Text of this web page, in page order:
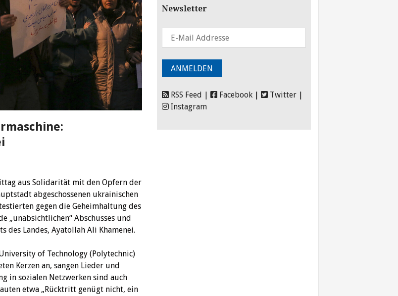
aus Solidarität mit den Opfern der
abgeschossenen ukrainischen
gegen die Geheimhaltung des
„unabsichtlichen“ Abschusses und
des Landes, Ayatollah Ali Khamenei.
of Technology (Polytechnic)
Kerzen an, sangen Lieder und
in sozialen Netzwerken sind auch
etwa „Rücktritt genügt nicht, ein
Newsletter
RSS Feed Facebook Twitter
Instagram